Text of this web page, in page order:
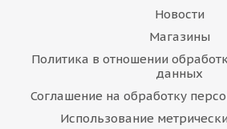
Новости
Магазины
Политика в отношении
данных
Соглашение на обработку
Использование